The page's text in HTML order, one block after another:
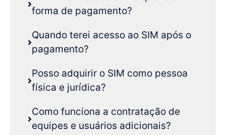
forma de pagamento?
Quando terei acesso ao SIM após o
pagamento?
Posso adquirir o SIM como pessoa
física e jurídica?
Como funciona a contratação de
equipes e usuários adicionais?